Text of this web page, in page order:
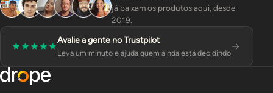
já baixam os produtos aqui, desde
2019.
Avalie a gente no Trustpilot
Leva um minuto e ajuda quem ainda está decidindo